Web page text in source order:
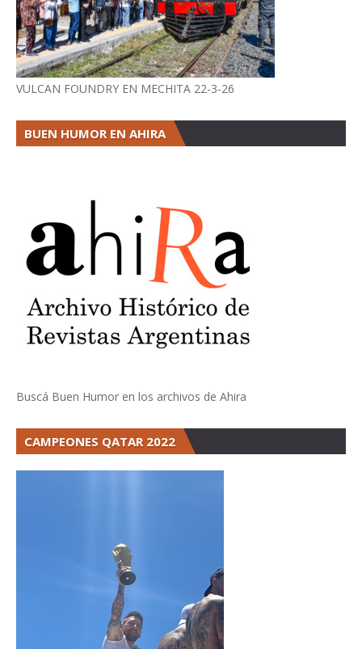
VULCAN FOUNDRY EN MECHITA 22-3-26
BUEN HUMOR EN AHIRA
Buscá Buen Humor en los archivos de Ahira
CAMPEONES QATAR 2022